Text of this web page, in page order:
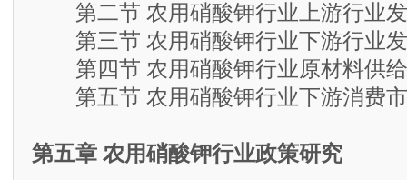
第二节 农用硝酸钾行业上游行业
第三节 农用硝酸钾行业下游行业
第四节 农用硝酸钾行业原材料供
第五节 农用硝酸钾行业下游消费
第五章 农用硝酸钾行业政策研究